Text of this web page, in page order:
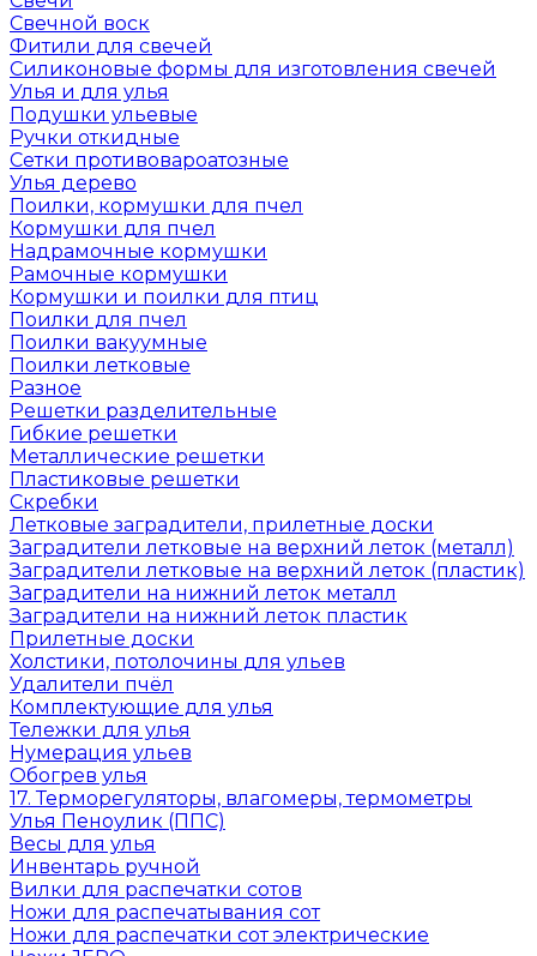
Свечной воск
Фитили для свечей
Силиконовые формы для изготовления свечей
Улья и для улья
Подушки ульевые
Ручки откидные
Сетки противовароатозные
Улья дерево
Поилки, кормушки для пчел
Кормушки для пчел
Надрамочные кормушки
Рамочные кормушки
Кормушки и поилки для птиц
Поилки для пчел
Поилки вакуумные
Поилки летковые
Разное
Решетки разделительные
Гибкие решетки
Металлические решетки
Пластиковые решетки
Скребки
Летковые заградители, прилетные доски
Заградители летковые на верхний леток (металл)
Заградители летковые на верхний леток (пластик)
Заградители на нижний леток металл
Заградители на нижний леток пластик
Прилетные доски
Холстики, потолочины для ульев
Удалители пчёл
Комплектующие для улья
Тележки для улья
Нумерация ульев
Обогрев улья
17. Терморегуляторы, влагомеры, термометры
Улья Пеноулик (ППС)
Весы для улья
Инвентарь ручной
Вилки для распечатки сотов
Ножи для распечатывания сот
Ножи для распечатки сот электрические